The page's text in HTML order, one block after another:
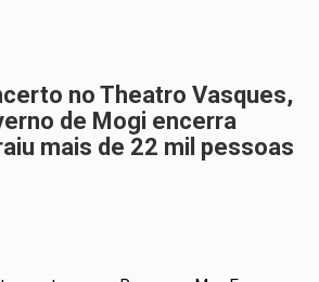
no Theatro Vasques,
de Mogi encerra
mais de 22 mil pessoas